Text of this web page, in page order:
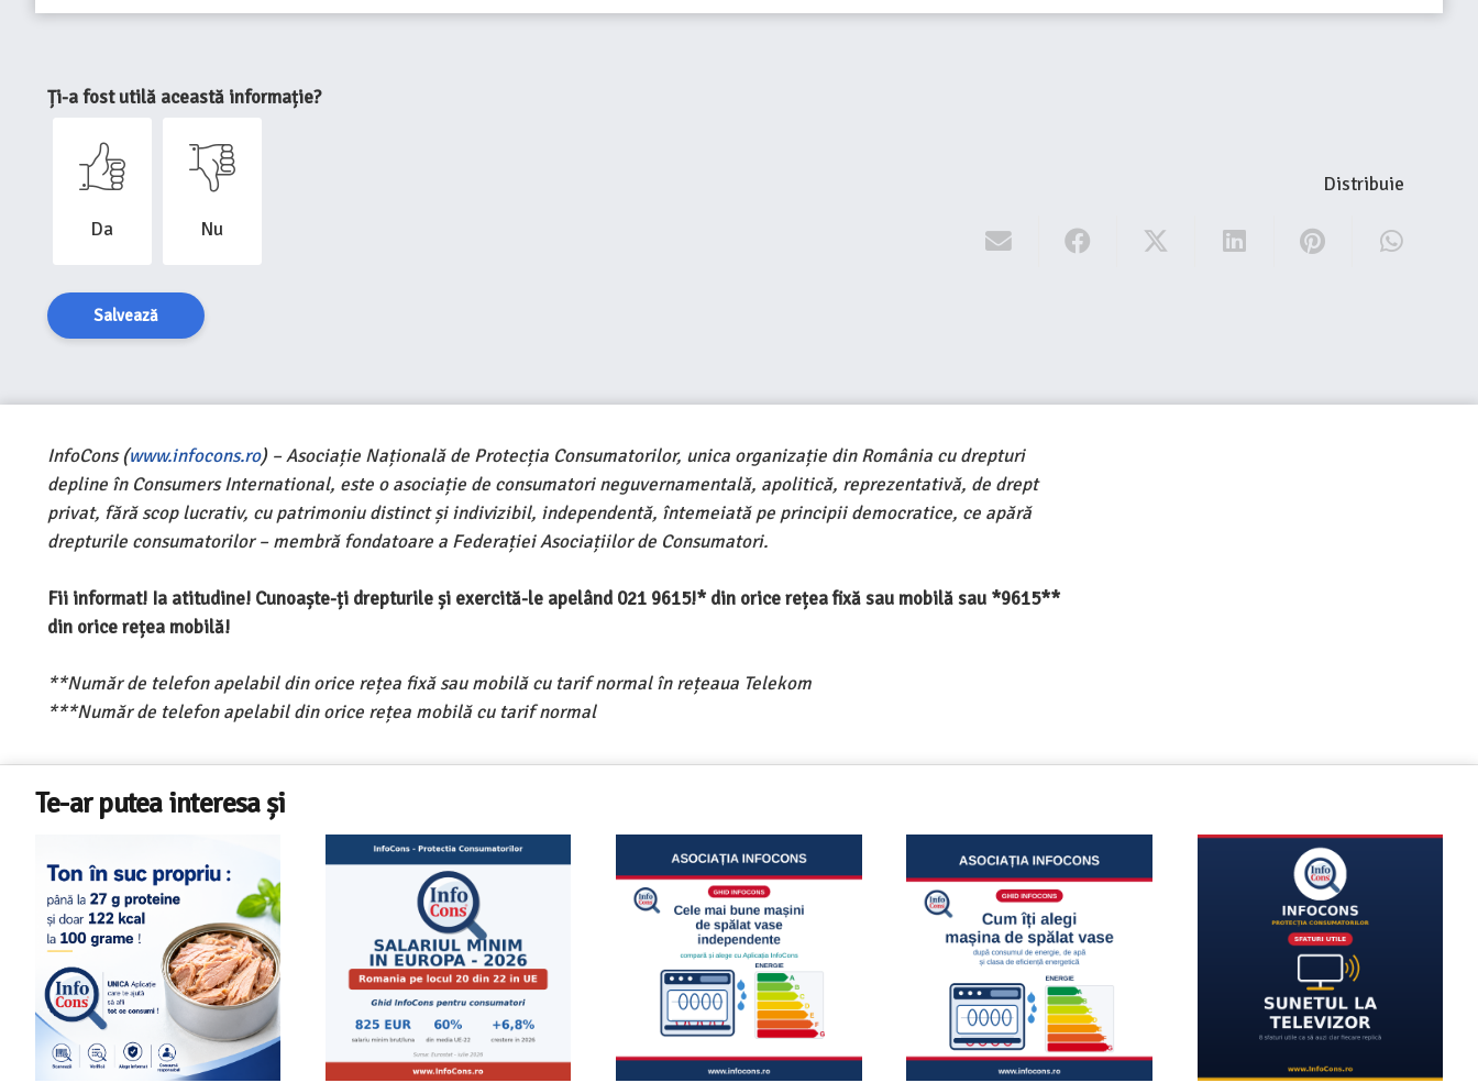
Ți-a fost utilă această informație?
Da Nu
Salvează
Distribuie
InfoCons (www.infocons.ro) – Asociație Națională de Protecția Consumatorilor, unica organizație din România cu drepturi
depline în Consumers International, este o asociație de consumatori neguvernamentală, apolitică, reprezentativă, de drept
privat, fără scop lucrativ, cu patrimoniu distinct și indivizibil, independentă, întemeiată pe principii democratice, ce apără
drepturile consumatorilor – membră fondatoare a Federației Asociațiilor de Consumatori.
Fii informat! Ia atitudine! Cunoaște-ți drepturile și exercită-le apelând 021 9615!* din orice rețea fixă sau mobilă sau *9615**
din orice rețea mobilă!
**Număr de telefon apelabil din orice rețea fixă sau mobilă cu tarif normal în rețeaua Telekom
***Număr de telefon apelabil din orice rețea mobilă cu tarif normal
Te-ar putea interesa și